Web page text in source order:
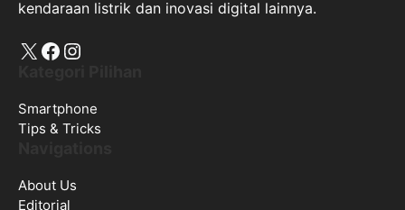
kendaraan listrik dan inovasi digital lainnya.
X Facebook
Instagram
Smartphone
Tips & Tricks
About Us
Editorial